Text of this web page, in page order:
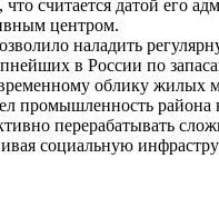
, что считается датой его
центром.
наладить
в России по
облику жилых
промышленность района
перерабатывать
социальную